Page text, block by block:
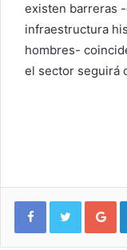
existen barreras
infraestructura
hombres-
el sector seguirá
Google+